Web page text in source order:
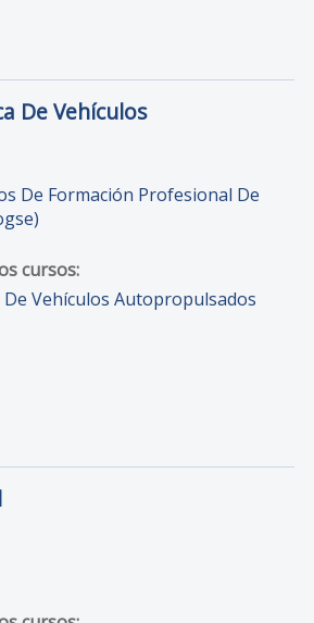
De Vehículos
De Formación Profesional De
Vehículos Autopropulsados